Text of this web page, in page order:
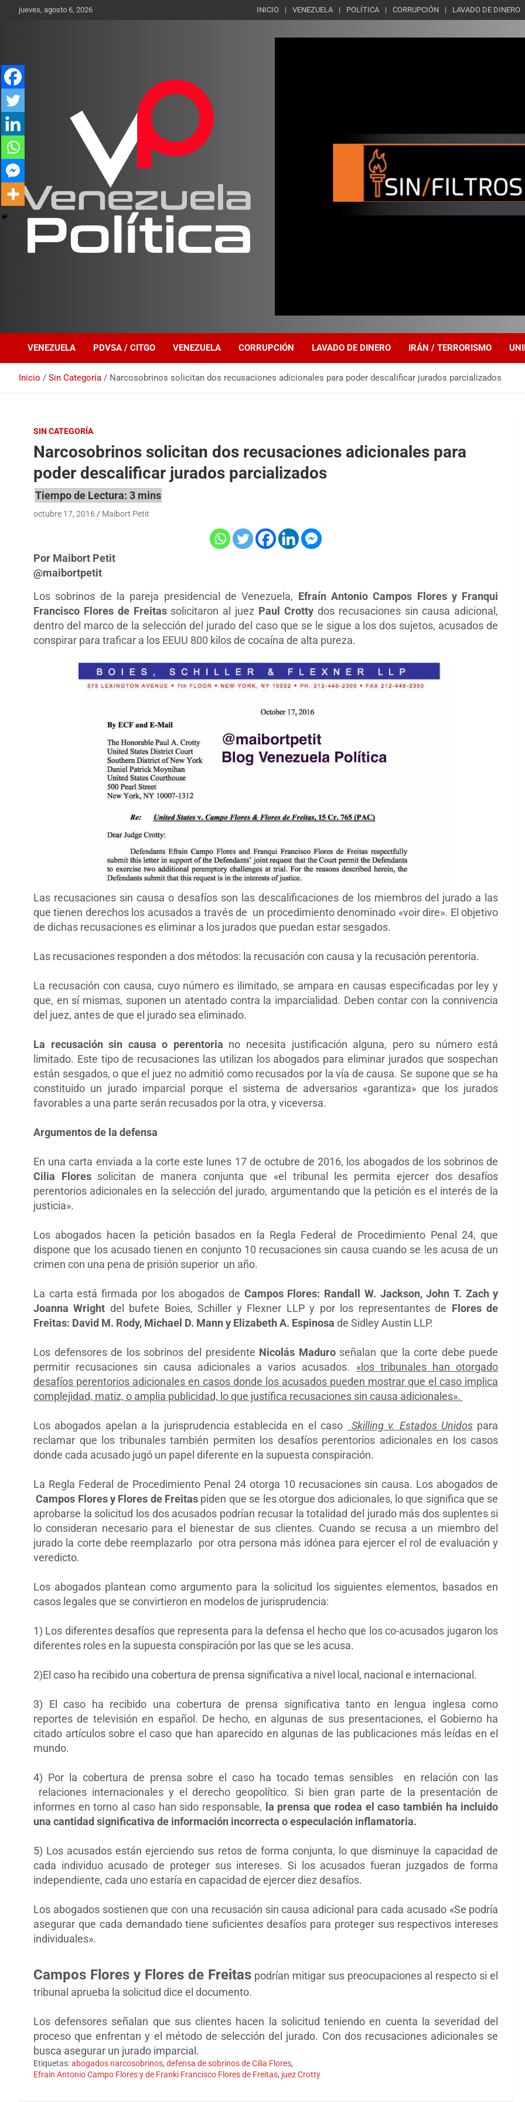
Saltarjueves, agosto 6, 2026 INICIO VENEZUELA POLÍTICA CORRUPCIÓN LAVADO DE DINERO
VENEZUELA PDVSA / CITGO VENEZUELA CORRUPCIÓN LAVADO DE DINERO IRÁN / TERRORISMO
Inicio Sin Categoría Narcosobrinos solicitan dos recusaciones adicionales para poder descalificar jurados parcializados
SIN CATEGORÍA
Narcosobrinos solicitan dos recusaciones adicionales para
poder descalificar jurados parcializados
octubre 17, 2016 Maibort Petit
Por Maibort Petit
@maibortpetit
Los sobrinos de la pareja presidencial de Venezuela, Efraín Antonio Campos Flores y Franqui
Francisco Flores de Freitassolicitaron al juez Paul Crotty dos recusaciones sin causa adicional,
dentro del marco de la selección del jurado del caso que se le sigue a los dos sujetos, acusados de
conspirar para traficar a los EEUU 800 kilos de cocaína de alta pureza.
Las recusaciones sin causa o desafíos son las descalificaciones de los miembros del jurado a las
que tienen derechos los acusados a través de un procedimiento denominado «voir dire». Elobjetivo
de dichas recusaciones es eliminar a los jurados que puedan estar sesgados.
Las recusaciones responden a dos métodos: la recusación con causa y la recusación perentoria.
La recusación con causa, cuyo número es ilimitado, se ampara en causas especificadas por ley y
que, en sí mismas, suponen un atentado contra la imparcialidad. Deben contar con la connivencia
del juez, antes de que el jurado sea eliminado.
La recusación sin causa o perentoria no necesita justificación alguna, pero su número está
limitado. Este tipo de recusaciones las utilizan los abogados para eliminar jurados que sospechan
están sesgados, o que el juez no admitió como recusados por la vía de causa. Se supone que se ha
constituido un jurado imparcial porque el sistema de adversarios «garantiza» que los jurados
favorables a una parte serán recusados por la otra, y viceversa.
Argumentos de la defensa
En una carta enviada a la corte este lunes 17 de octubre de 2016, los abogados de los sobrinos de
Cilia Floressolicitan de manera conjunta que «el tribunal les permita ejercer dos desafíos
perentorios adicionales en la selección del jurado, argumentando que la petición es el interés de la
justicia».
Los abogados hacen la petición basados en la Regla Federal de Procedimiento Penal 24, que
dispone que los acusado ​​tienen en conjunto 10 recusaciones sin causa cuando se les acusa de un
crimen con una pena de prisión superior un año.
La carta está firmada por los abogados de Campos Flores: Randall W. Jackson,John T. Zach y
Joanna Wright del bufete Boies, Schiller y Flexner LLP y por los representantes de Flores de
Freitas: David M. Rody, Michael D. Mann y Elizabeth A. Espinosa de Sidley Austin LLP.
Los defensores de los sobrinos del presidente Nicolás Maduro señalan que la corte debe puede
permitir recusaciones sin causa adicionales a varios acusados.
«los tribunales han otorgado
desafíos perentorios adicionales en casos donde los acusados ​​pueden mostrar que el caso implica
complejidad, matiz, o amplia publicidad, lo que justifica recusaciones sin causa adicionales».
Los abogados apelan a la jurisprudencia establecida en el caso Skilling v. Estados Unidos para
reclamar que los tribunales también permiten los desafíos perentorios adicionales en los casos
donde cada acusado jugó un papel diferente en la supuesta conspiración.
La Regla Federal de Procedimiento Penal 24 otorga 10 recusaciones sin causa. Los abogados de
Campos Flores y Flores de Freitas piden que se les otorgue dos adicionales, lo que significa que se
aprobarse la solicitud los dos acusados podrían recusar la totalidad del jurado más dos suplentes si
lo consideran necesario para el bienestar de sus clientes. Cuando se recusa a un miembro del
jurado la corte debe reemplazarlo por otra persona más idónea para ejercer el rol de evaluación y
veredicto.
Los abogados plantean como argumento para la solicitud los siguientes elementos, basados en
casos legales que se convirtieron en modelos de jurisprudencia:
1) Los diferentes desafíos que representa para la defensa el hecho que los co-acusados jugaron los
diferentes roles en la supuesta conspiración por las que se les acusa.
2)El caso ha recibido una cobertura de prensa significativa a nivel local, nacional e internacional.
3) El caso ha recibido una cobertura de prensa significativa tanto en lengua inglesa como
reportesde televisión en español. De hecho, en algunas de sus presentaciones, el Gobierno ha
citado artículos sobre el caso que han aparecido en algunas de las publicaciones más leídas en el
mundo.
4) Por la cobertura de prensa sobre el caso ha tocado temas sensibles en relación con las
relaciones internacionales y el derecho geopolítico.Si bien gran parte de la presentación de
informes en torno al caso han sido responsable, la prensaque rodea el caso también ha incluido
una cantidad significativa de información incorrecta oespeculación inflamatoria.
5) Los acusados ​​están ejerciendo sus retos de forma conjunta, lo que disminuye la capacidad de
cada individuo acusado de proteger sus intereses. Si los acusados fueran juzgados de forma
independiente, cada uno estaría en capacidad de ejercer diez desafíos.
Los abogados sostienen que con una recusación sin causa adicional para cada acusado «Se podría
asegurar que cada demandadotiene suficientes desafíos para proteger sus respectivos intereses
individuales».
Campos Flores y Flores de Freitaspodrían mitigar sus preocupaciones al respecto si el
tribunal aprueba la solicitud dice el documento.
Los defensores señalan que sus clientes hacen la solicitud teniendo en cuenta la severidad del
proceso que enfrentan y el método de selección del jurado. Con dos recusaciones adicionales se
busca asegurar un jurado imparcial.
Etiquetas:abogados narcosobrinos, defensa de sobrinos de Cilia Flores,
Efrain Antonio Campo Flores y de Franki Francisco Flores de Freitas, juez Crotty